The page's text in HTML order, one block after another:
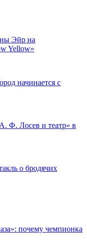
Эйр на
Yellow»
начинается с
Ф. Лосев и театр» в
о бродячих
почему чемпионка